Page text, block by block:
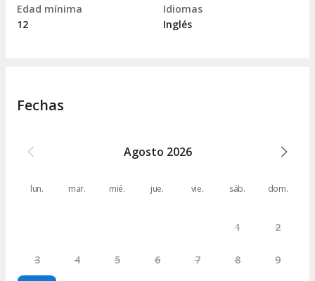
Edad mínima
12
Idiomas
Inglés
Fechas
Agosto 2026
lun. mar. mié. jue. vie. sáb. dom.
1 2
3 4 5 6 7 8 9